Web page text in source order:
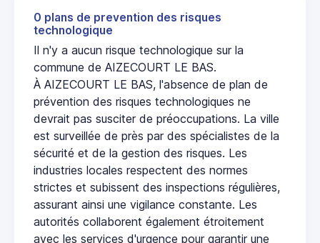
0 plans de prevention des risques
technologique
Il n'y a aucun risque technologique sur la
commune de AIZECOURT LE BAS.
À AIZECOURT LE BAS, l'absence de plan de
prévention des risques technologiques ne
devrait pas susciter de préoccupations. La ville
est surveillée de près par des spécialistes de la
sécurité et de la gestion des risques. Les
industries locales respectent des normes
strictes et subissent des inspections régulières,
assurant ainsi une vigilance constante. Les
autorités collaborent également étroitement
avec les services d'urgence pour garantir une